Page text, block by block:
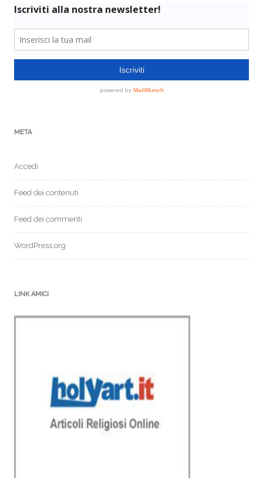
META
Accedi
Feed dei contenuti
Feed dei commenti
WordPress.org
LINK AMICI